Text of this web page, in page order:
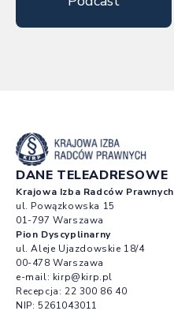
DANE TELEADRESOWE
Krajowa Izba Radców Prawnych
ul. Powązkowska 15
01-797 Warszawa
Pion Dyscyplinarny
ul. Aleje Ujazdowskie 18/4
00-478 Warszawa
e-mail: kirp@kirp.pl
Recepcja: 22 300 86 40
NIP: 5261043011